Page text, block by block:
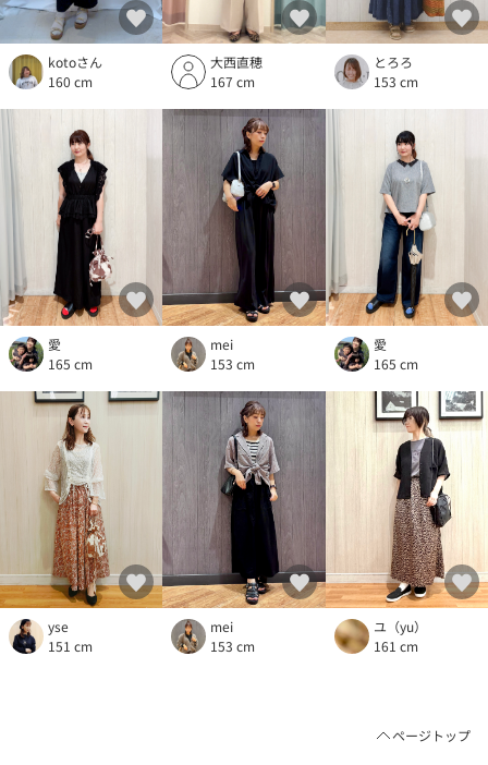
kotoさん
160 cm
大西直穂
167 cm
とろろ
153 cm
愛
165 cm
mei
153 cm
愛
165 cm
yse
151 cm
mei
153 cm
ユ（yu）
161 cm
ページトップ